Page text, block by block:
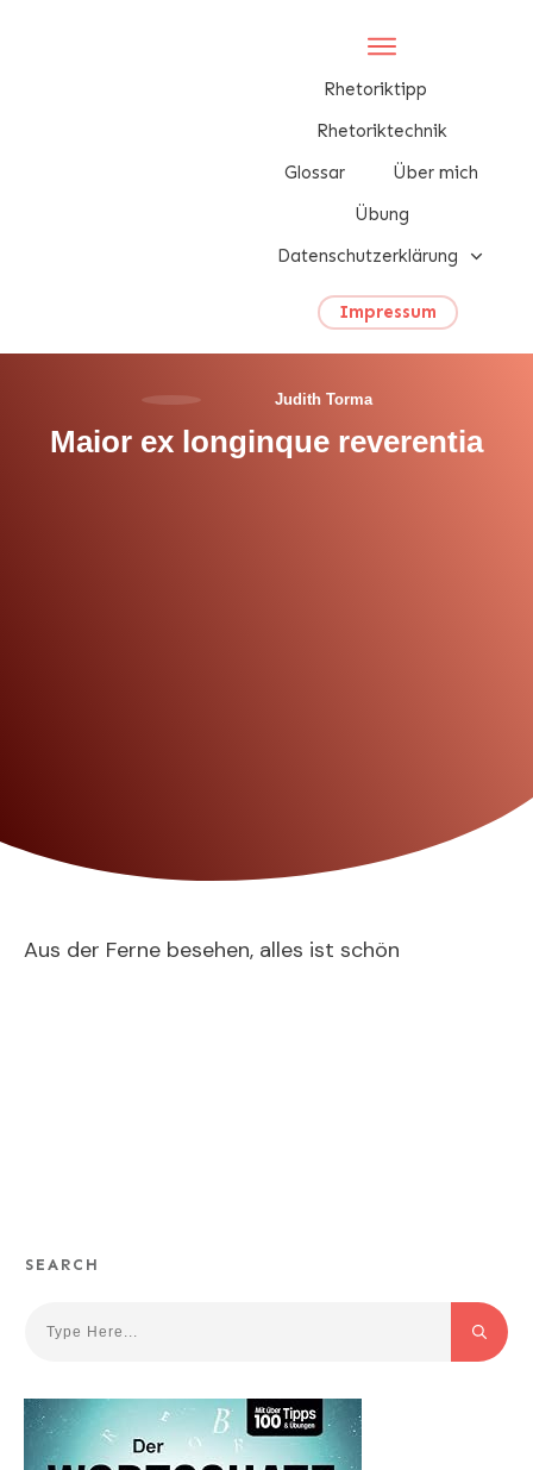
Rhetoriktipp
Rhetoriktechnik
Glossar
Über mich
Übung
Datenschutzerklärung
Impressum
Judith Torma
Maior ex longinque reverentia
Aus der Ferne besehen, alles ist schön
SEARCH